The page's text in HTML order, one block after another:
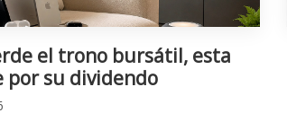
el trono bursátil, esta
por su dividendo